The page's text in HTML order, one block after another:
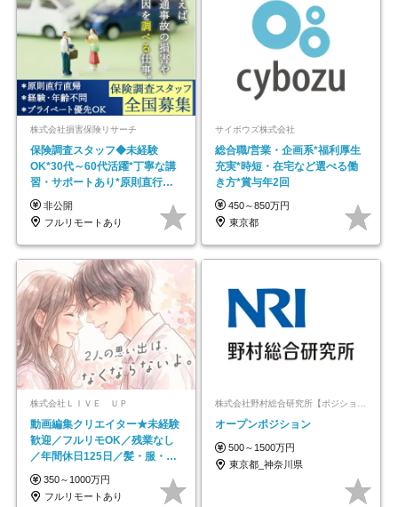
株式会社損害保険リサーチ
保険調査スタッフ◆未経験
OK*30代～60代活躍*丁寧な講
習・サポートあり*原則直行直
帰／全国募集・業務委託
非公開
フルリモートあり
サイボウズ株式会社
総合職/営業・企画系*福利厚生
充実*時短・在宅など選べる働
き方*賞与年2回
450～850万円
東京都
株式会社ＬＩＶＥ ＵＰ
動画編集クリエイター★未経験
歓迎／フルリモOK／残業なし
／年間休日125日／髪・服・ネ
イル自由／研修充実で安心
350～1000万円
フルリモートあり
オープンポジション
500～1500万円
東京都_神奈川県